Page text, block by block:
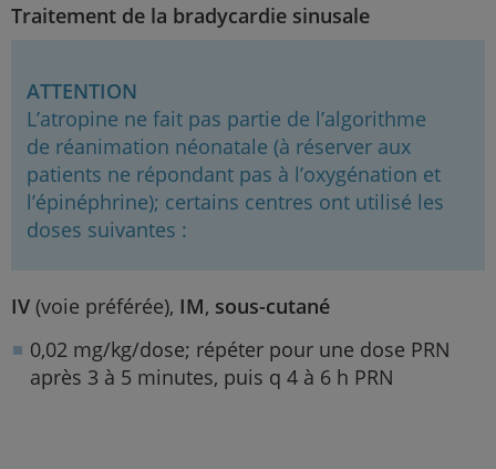
Traitement de la bradycardie sinusale
ATTENTION
L’atropine ne fait pas partie de l’algorithme
de réanimation néonatale (à réserver aux
patients ne répondant pas à l’oxygénation et
l’épinéphrine); certains centres ont utilisé les
doses suivantes :
IV (voie préférée), IM, sous-cutané
0,02 mg/kg/dose; répéter pour une dose PRN
après 3 à 5 minutes, puis q 4 à 6 h PRN